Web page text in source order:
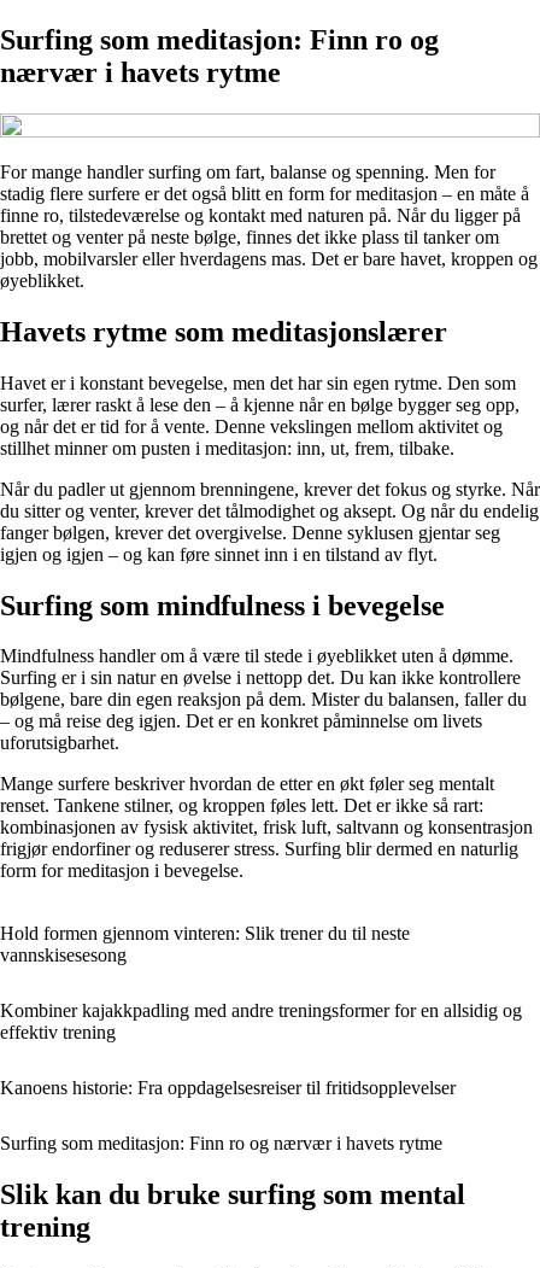
Surfing som meditasjon: Finn ro og
nærvær i havets rytme
For mange handler surfing om fart, balanse og spenning. Men for
stadig flere surfere er det også blitt en form for meditasjon – en måte å
finne ro, tilstedeværelse og kontakt med naturen på. Når du ligger på
brettet og venter på neste bølge, finnes det ikke plass til tanker om
jobb, mobilvarsler eller hverdagens mas. Det er bare havet, kroppen og
øyeblikket.
Havets rytme som meditasjonslærer
Havet er i konstant bevegelse, men det har sin egen rytme. Den som
surfer, lærer raskt å lese den – å kjenne når en bølge bygger seg opp,
og når det er tid for å vente. Denne vekslingen mellom aktivitet og
stillhet minner om pusten i meditasjon: inn, ut, frem, tilbake.
Når du padler ut gjennom brenningene, krever det fokus og styrke. Når
du sitter og venter, krever det tålmodighet og aksept. Og når du endelig
fanger bølgen, krever det overgivelse. Denne syklusen gjentar seg
igjen og igjen – og kan føre sinnet inn i en tilstand av flyt.
Surfing som mindfulness i bevegelse
Mindfulness handler om å være til stede i øyeblikket uten å dømme.
Surfing er i sin natur en øvelse i nettopp det. Du kan ikke kontrollere
bølgene, bare din egen reaksjon på dem. Mister du balansen, faller du
– og må reise deg igjen. Det er en konkret påminnelse om livets
uforutsigbarhet.
Mange surfere beskriver hvordan de etter en økt føler seg mentalt
renset. Tankene stilner, og kroppen føles lett. Det er ikke så rart:
kombinasjonen av fysisk aktivitet, frisk luft, saltvann og konsentrasjon
frigjør endorfiner og reduserer stress. Surfing blir dermed en naturlig
form for meditasjon i bevegelse.
Hold formen gjennom vinteren: Slik trener du til neste
vannskisesesong
Kombiner kajakkpadling med andre treningsformer for en allsidig og
effektiv trening
Kanoens historie: Fra oppdagelsesreiser til fritidsopplevelser
Surfing som meditasjon: Finn ro og nærvær i havets rytme
Slik kan du bruke surfing som mental
trening